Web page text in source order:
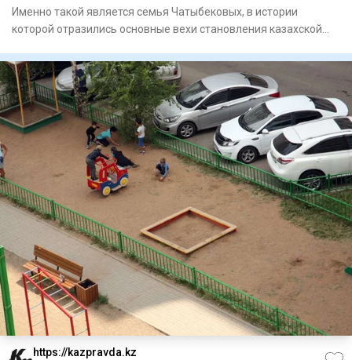
Именно такой является семья Чатыбековых, в истории
которой отразились основные вехи становления казахской
https://kazpravda.kz